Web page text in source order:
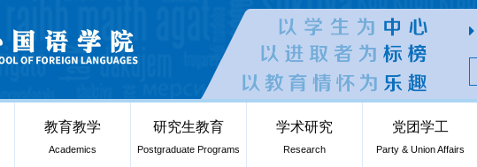
教育教学
Academics
研究生教育
Postgraduate Programs
学术研究
Research
党团学工
Party & Union Affairs